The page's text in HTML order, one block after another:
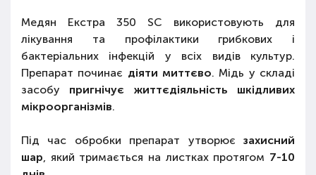
Медян Екстра 350 SC використовують для
лікування та профілактики грибкових і
бактеріальних інфекцій у всіх видів культур.
Препарат починає діяти миттєво. Мідь у складі
засобу пригнічує життєдіяльність шкідливих
мікроорганізмів.
Під час обробки препарат утворює захисний
шар, який тримається на листках протягом 7-10